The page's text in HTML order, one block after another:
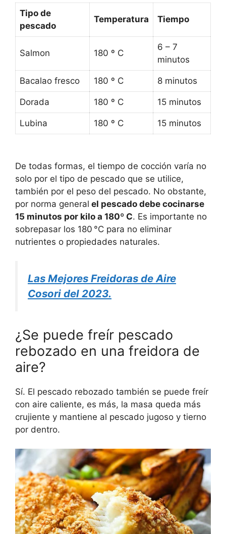
Tipo de
pescado
Temperatura Tiempo
Salmon 180 º C
6 – 7
minutos
Bacalao fresco 180 º C 8 minutos
Dorada 180 º C 15 minutos
Lubina 180 º C 15 minutos
De todas formas, el tiempo de cocción varía no
solo por el tipo de pescado que se utilice,
también por el peso del pescado. No obstante,
por norma general el pescado debe cocinarse
15 minutos por kilo a 180º C. Es importante no
sobrepasar los 180 °C para no eliminar
nutrientes o propiedades naturales.
Las Mejores Freidoras de Aire
Cosori del 2023.
¿Se puede freír pescado
rebozado en una freidora de
aire?
Sí. El pescado rebozado también se puede freír
con aire caliente, es más, la masa queda más
crujiente y mantiene al pescado jugoso y tierno
por dentro.